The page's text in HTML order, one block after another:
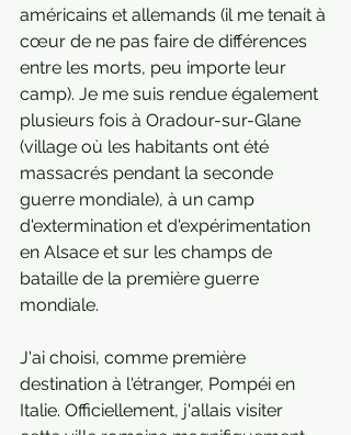
américains et allemands (il me tenait à
cœur de ne pas faire de différences
entre les morts, peu importe leur
camp). Je me suis rendue également
plusieurs fois à Oradour-sur-Glane
(village où les habitants ont été
massacrés pendant la seconde
guerre mondiale), à un camp
d'extermination et d'expérimentation
en Alsace et sur les champs de
bataille de la première guerre
mondiale.
J'ai choisi, comme première
destination à l'étranger, Pompéi en
Italie. Officiellement, j'allais visiter